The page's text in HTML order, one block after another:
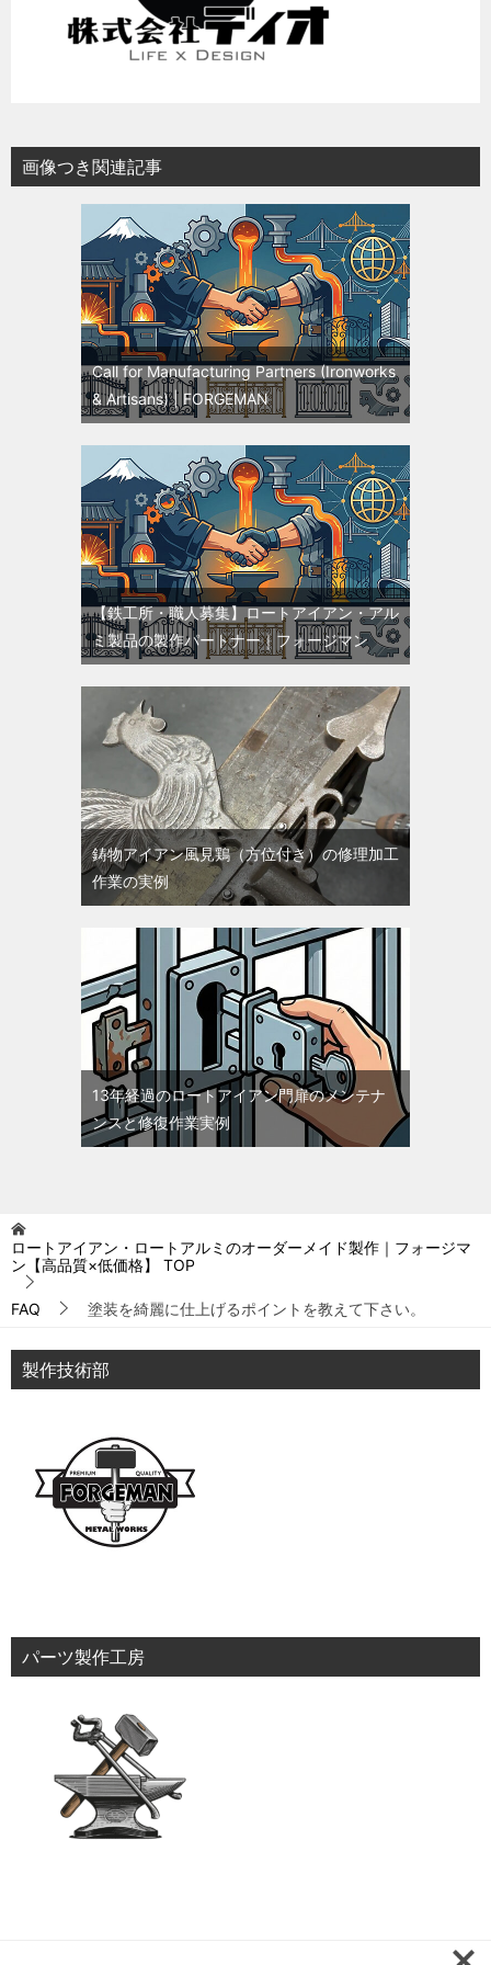
画像つき関連記事
Call for Manufacturing Partners (Ironworks
& Artisans) | FORGEMAN
【鉄工所・職人募集】ロートアイアン・アル
ミ製品の製作パートナー｜フォージマン
鋳物アイアン風見鶏（方位付き）の修理加工
作業の実例
13年経過のロートアイアン門扉のメンテナ
ンスと修復作業実例
ロートアイアン・ロートアルミのオーダーメイド製作｜フォージマ
ン【高品質×低価格】
TOP
FAQ 塗装を綺麗に仕上げるポイントを教えて下さい。
製作技術部
パーツ製作工房